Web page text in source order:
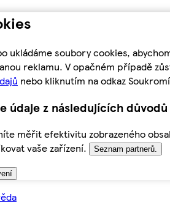
ukládáme soubory cookies,
reklamu. V opačném případě
nebo kliknutím na odkaz
údaje z následujících důvodů
měřit efektivitu zobrazeného
vaše zařízení.
Seznam partnerů.